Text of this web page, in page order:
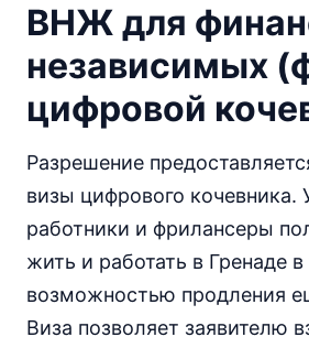
ВНЖ для
независимых
цифровой
Разрешение
визы цифрового кочевника.
работники и фрилансеры
жить и работать в Гренаде в
возможностью продления
Виза позволяет заявителю